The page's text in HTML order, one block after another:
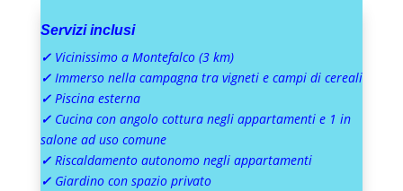
Servizi inclusi
✓Vicinissimo a Montefalco (3 km)
✓ Immerso nella campagna tra vigneti e campi di cereali
✓ Piscina esterna
✓ Cucina con angolo cottura negli appartamenti e 1 in
salone ad uso comune
✓ Riscaldamento autonomo negli appartamenti
✓ Giardino con spazio privato